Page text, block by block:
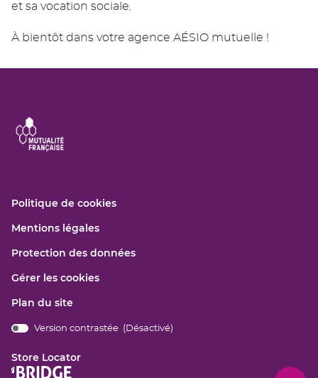
et sa vocation sociale.
À bientôt dans votre agence AÉSIO mutuelle !
Politique de cookies(ouvre
fenêtre)
Mentions légales(ouvre
une
fenêtre)
Protection des données(ouvre
Gérer les cookies
Plan du site
Version contrastée ( Désactivé)
Store Locator
(ouvre